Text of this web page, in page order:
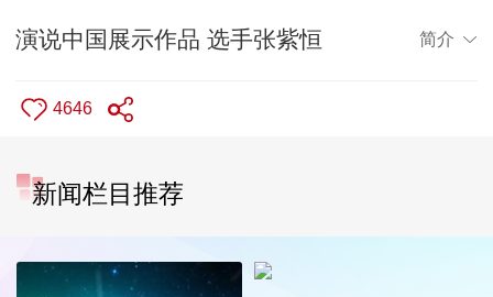
演说中国展示作品 选手张紫恒 简介
4646
新闻栏目推荐